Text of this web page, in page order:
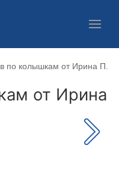
по колышкам от Ирина П.
от Ирина